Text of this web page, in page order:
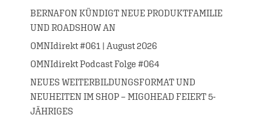
BERNAFON KÜNDIGT NEUE PRODUKTFAMILIE
UND ROADSHOW AN
OMNIdirekt #061 | August 2026
OMNIdirekt Podcast Folge #064
NEUES WEITERBILDUNGSFORMAT UND
NEUHEITEN IM SHOP – MIGOHEAD FEIERT 5-
JÄHRIGES